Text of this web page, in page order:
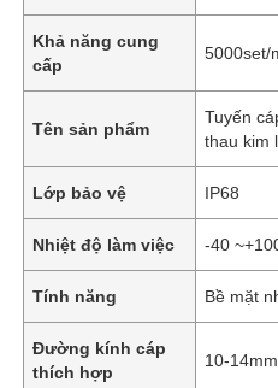
Khả năng cung
cấp
5000set/
Tên sản phẩm
Tuyến
thau kim
Lớp bảo vệ IP68
Nhiệt độ làm việc -40
Tính năng Bề mặt
Đường kính cáp
thích hợp
10-14mm